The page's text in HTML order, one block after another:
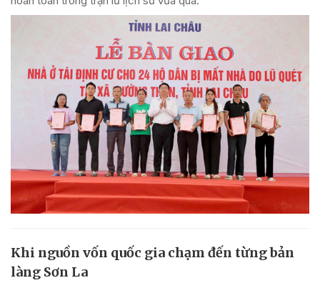
Khi nguồn vốn quốc gia chạm đến từng bản
làng Sơn La